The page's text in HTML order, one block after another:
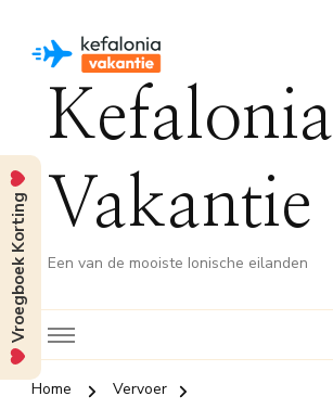
Kefalonia
Vakantie
Een van de mooiste Ionische eilanden
Home
Vervoer
Vroegboek Korting